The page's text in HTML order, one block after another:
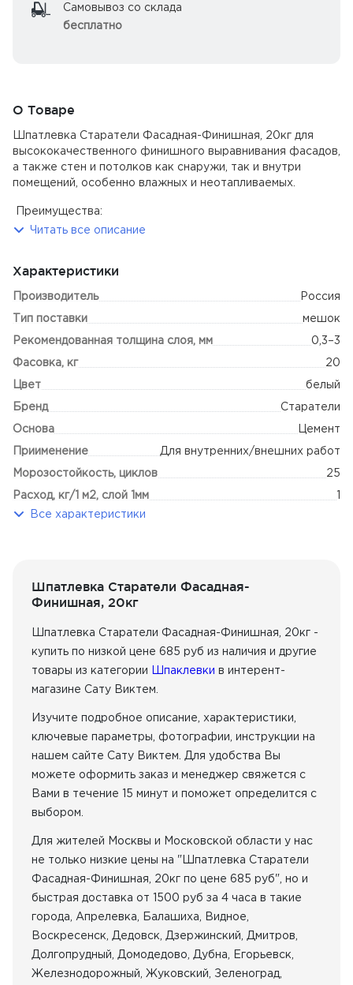
Самовывоз со склада
бесплатно
О Товаре
Шпатлевка Старатели Фасадная-Финишная, 20кг для
высококачественного финишного выравнивания фасадов,
а также стен и потолков как снаружи, так и внутри
помещений, особенно влажных и неотапливаемых.
Преимущества:
атмосферостойкость
морозостойкость
высокая прочность
стойкость к трещинообразованию
Внутренние работы (нормальная влажность)
Наружные работы
Тип основания
Бетон, железобетон
Ячеистый бетон (пено- и газобетон) * (возможно)
Цементная штукатурка
Вид последующего покрытия
Текстурные обои
Тонкие обои
Краска
Способ нанесения
ручной
механизированный
Читать все описание
Характеристики
Производитель
Россия
Тип поставки
мешок
Рекомендованная толщина слоя, мм
0,3–3
Фасовка, кг
20
Цвет
белый
Бренд
Старатели
Основа
Цемент
Приименение
Для внутренних/внешних работ
Морозостойкость, циклов
25
Расход, кг/1 м2, слой 1мм
1
Готовность к шлифовке, ч
Все характеристики
Шпатлевка Старатели Фасадная-
Финишная, 20кг
Шпатлевка Старатели Фасадная-Финишная, 20кг -
купить по низкой цене 685 руб из наличия и другие
товары из категории
Шпаклевки в интерент-
магазине Сату Виктем.
Изучите подробное описание, характеристики,
ключевые параметры, фотографии, инструкции на
нашем сайте Сату Виктем. Для удобства Вы
можете оформить заказ и менеджер свяжется с
Вами в течение 15 минут и поможет определится с
выбором.
Для жителей Москвы и Московской области у нас
не только низкие цены на "Шпатлевка Старатели
Фасадная-Финишная, 20кг по цене 685 руб", но и
быстрая доставка от 1500 руб за 4 часа в такие
города, Апрелевка, Балашиха, Видное,
Воскресенск, Дедовск, Дзержинский, Дмитров,
Долгопрудный, Домодедово, Дубна, Егорьевск,
Железнодорожный, Жуковский, Зеленоград,